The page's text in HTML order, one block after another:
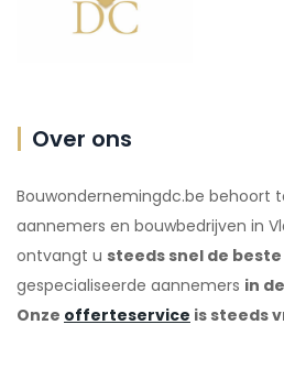
Over ons
Bouwondernemingdc.be behoort
aannemers en bouwbedrijven in
ontvangt u steeds snel de
gespecialiseerde aannemers in
Onze offerteservice is steeds